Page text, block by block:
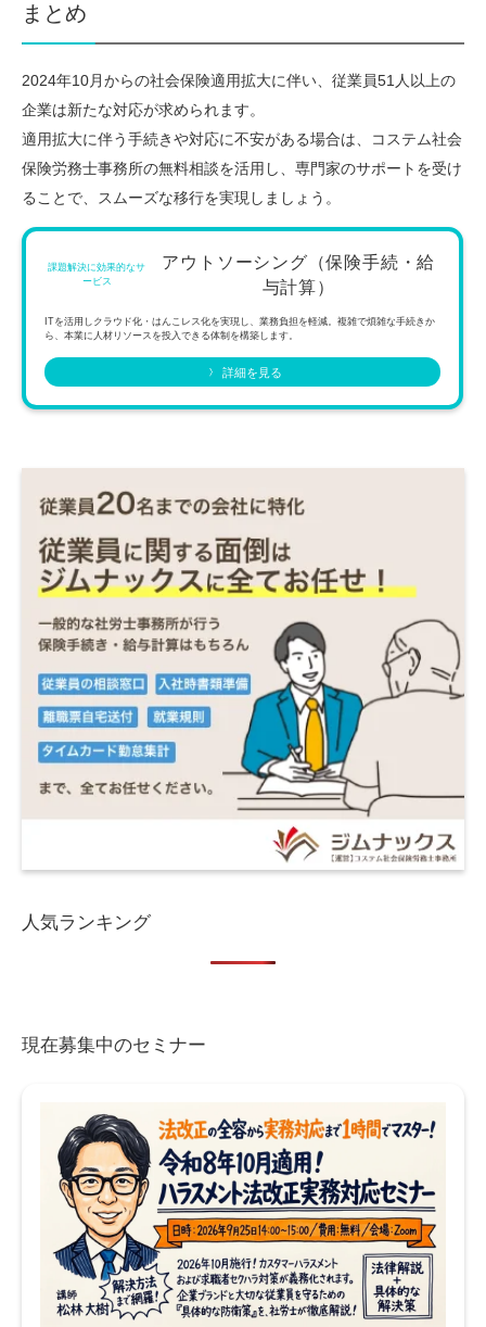
まとめ
2024年10月からの社会保険適用拡大に伴い、従業員51人以上の
企業は新たな対応が求められます。
適用拡大に伴う手続きや対応に不安がある場合は、コステム社会
保険労務士事務所の無料相談を活用し、専門家のサポートを受け
ることで、スムーズな移行を実現しましょう。
課題解決に効果的なサ
ービス
アウトソーシング（保険手続・給
与計算）
ITを活用しクラウド化・はんこレス化を実現し、業務負担を軽減。複雑で煩雑な手続きか
ら、本業に人材リソースを投入できる体制を構築します。
詳細を見る
人気ランキング
現在募集中のセミナー